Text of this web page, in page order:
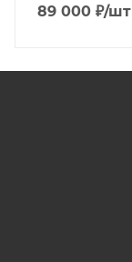
89 000 ₽/шт